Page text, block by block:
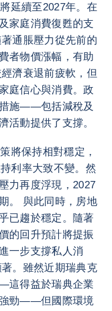
延續至2027年。在
家庭消費復甦的支
通脹壓力從先前的
者物價漲幅，有助
濟衰退前疲軟，但
庭信心與消費。政
施——包括減稅及
動提供了支撐。
將保持相對穩定，
利率大致不變。然
力再度浮現，2027
。 與此同時，房地
已趨於穩定。隨著
的回升預計將提振
一步支撐私人消
。雖然近期瑞典克
這得益於瑞典企業
強勁——但國際環境